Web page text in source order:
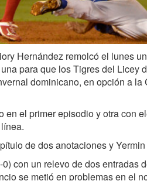
Hernández remolcó el lunes
para que los Tigres del Licey
dominicano, en opción a
en el primer episodio y otra con
de dos anotaciones y
con un relevo de dos entradas
se metió en problemas en el